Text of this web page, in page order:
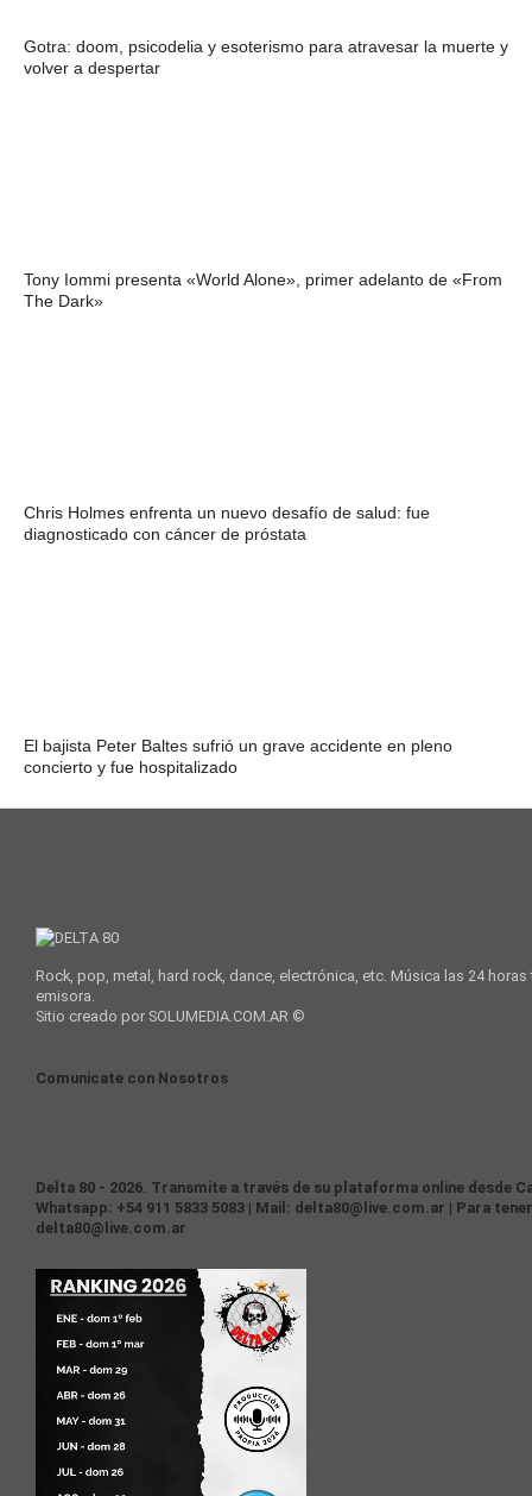
Gotra: doom, psicodelia y esoterismo para atravesar la muerte y
volver a despertar
Tony Iommi presenta «World Alone», primer adelanto de «From
The Dark»
Chris Holmes enfrenta un nuevo desafío de salud: fue
diagnosticado con cáncer de próstata
El bajista Peter Baltes sufrió un grave accidente en pleno
concierto y fue hospitalizado
Rock, pop, metal, hard rock, dance, electrónica, etc. Música las 24
emisora.
Sitio creado por SOLUMEDIA.COM.AR ©
Comunicate con Nosotros
Delta 80 - 2026. Transmite a través de su plataforma online desde
Whatsapp: +54 911 5833 5083 | Mail: delta80@live.com.ar | Para
delta80@live.com.ar